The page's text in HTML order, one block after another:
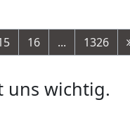
16 ... 1326
uns wichtig.